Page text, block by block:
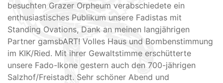
besuchten Grazer Orpheum verabschiedete ein
enthusiastisches Publikum unsere Fadistas mit
Standing Ovations, Dank an meinen langjährigen
Partner gamsbART! Volles Haus und Bombenstimmung
im KIK/Ried. Mit ihrer Gewaltstimme erschütterte
unsere Fado-Ikone gestern auch den 700-jährigen
Salzhof/Freistadt. Sehr schöner Abend und